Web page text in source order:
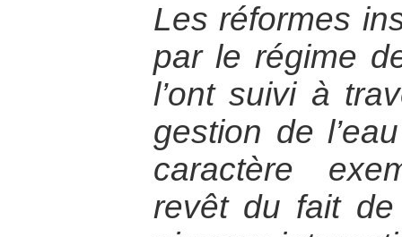
Les réformes
par le régime
l’ont suivi à
gestion de
caractère
revêt du fait